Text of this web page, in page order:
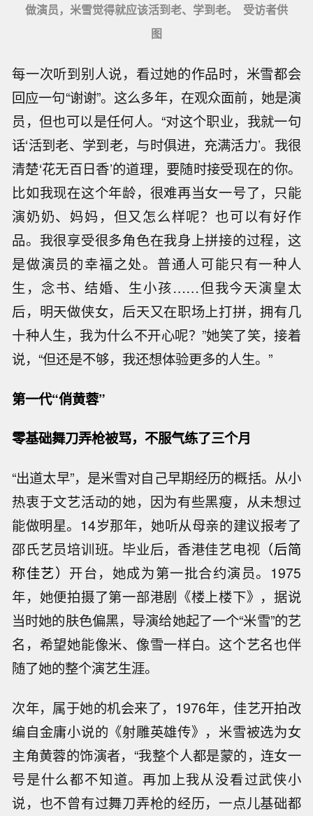
做演员，米雪觉得就应该活到老、学到老。 受访者供
图
每一次听到别人说，看过她的作品时，米雪都会
回应一句“谢谢”。这么多年，在观众面前，她是演
员，但也可以是任何人。“对这个职业，我就一句
话‘活到老、学到老，与时俱进，充满活力’。我很
清楚‘花无百日香’的道理，要随时接受现在的你。
比如我现在这个年龄，很难再当女一号了，只能
演奶奶、妈妈，但又怎么样呢？也可以有好作
品。我很享受很多角色在我身上拼接的过程，这
是做演员的幸福之处。普通人可能只有一种人
生，念书、结婚、生小孩……但我今天演皇太
后，明天做侠女，后天又在职场上打拼，拥有几
十种人生，我为什么不开心呢？”她笑了笑，接着
说，“但还是不够，我还想体验更多的人生。”
第一代“俏黄蓉”
零基础舞刀弄枪被骂，不服气练了三个月
“出道太早”，是米雪对自己早期经历的概括。从小
热衷于文艺活动的她，因为有些黑瘦，从未想过
能做明星。14岁那年，她听从母亲的建议报考了
邵氏艺员培训班。毕业后，香港佳艺电视 （后简
称佳艺） 开台，她成为第一批合约演员。1975
年，她便拍摄了第一部港剧《楼上楼下》，据说
当时她的肤色偏黑，导演给她起了一个“米雪”的艺
名，希望她能像米、像雪一样白。这个艺名也伴
随了她的整个演艺生涯。
次年，属于她的机会来了，1976年，佳艺开拍改
编自金庸小说的《射雕英雄传》，米雪被选为女
主角黄蓉的饰演者，“我整个人都是蒙的，连女一
号是什么都不知道。再加上我从没看过武侠小
说，也不曾有过舞刀弄枪的经历，一点儿基础都